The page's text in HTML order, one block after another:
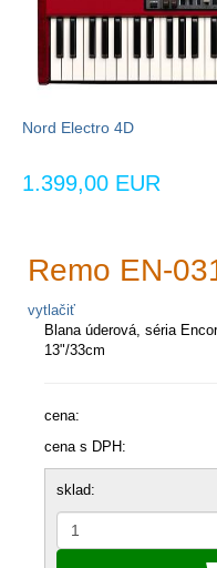
Nord Electro 4D
1.399,00 EUR
Remo EN-
vytlačiť
Blana úderová, séria
13"/33cm
cena:
cena s DPH:
sklad: